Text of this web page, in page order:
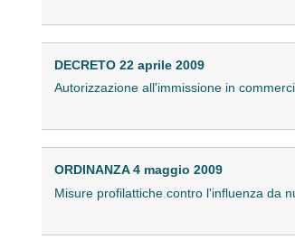
DECRETO 22 aprile 2009
Autorizzazione all'immissione in
ORDINANZA 4 maggio 2009
Misure profilattiche contro l'influenza da